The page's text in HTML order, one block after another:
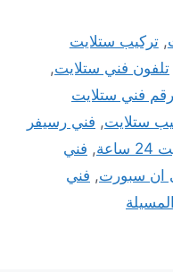
,تركيب ستلايت
تلفون فني ستلايت,
رقم فني ستلايت
ستلايت, فني رسيفر
, فني
ان سبورت, فني